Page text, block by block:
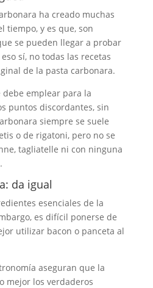
ha creado muchas
tiempo, y es que, son
se pueden llegar a probar
sí, no todas las recetas
de la pasta carbonara.
emplear para la
puntos discordantes, sin
siempre se suele
o de rigatoni, pero no se
tagliatelle ni con ninguna
da igual
esenciales de la
es difícil ponerse de
utilizar bacon o panceta al
aseguran que la
mejor los verdaderos